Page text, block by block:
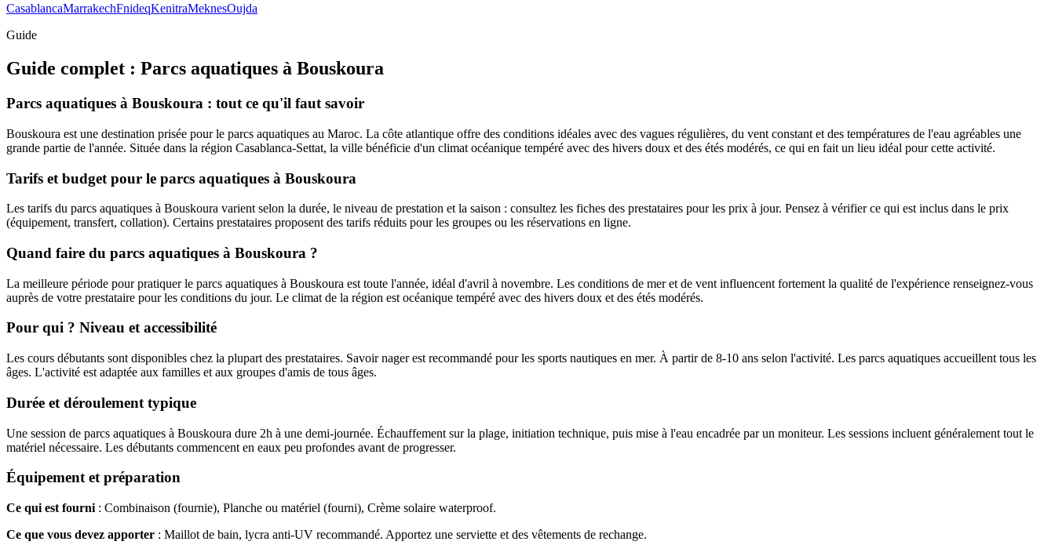
CasablancaMarrakechFnideqKenitraMeknesOujda
Guide
Guide complet : Parcs aquatiques à Bouskoura
Parcs aquatiques à Bouskoura : tout ce qu'il faut savoir
Bouskoura est une destination prisée pour le parcs aquatiques au Maroc. La côte atlantique offre des conditions idéales avec des vagues régulières, du vent constant et des températures de l'eau agréables une
grande partie de l'année. Située dans la région Casablanca-Settat, la ville bénéficie d'un climat océanique tempéré avec des hivers doux et des étés modérés, ce qui en fait un lieu idéal pour cette activité.
Tarifs et budget pour le parcs aquatiques à Bouskoura
Les tarifs du parcs aquatiques à Bouskoura varient selon la durée, le niveau de prestation et la saison : consultez les fiches des prestataires pour les prix à jour. Pensez à vérifier ce qui est inclus dans le prix
(équipement, transfert, collation). Certains prestataires proposent des tarifs réduits pour les groupes ou les réservations en ligne.
Quand faire du parcs aquatiques à Bouskoura ?
La meilleure période pour pratiquer le parcs aquatiques à Bouskoura est toute l'année, idéal d'avril à novembre. Les conditions de mer et de vent influencent fortement la qualité de l'expérience renseignez-vous
auprès de votre prestataire pour les conditions du jour. Le climat de la région est océanique tempéré avec des hivers doux et des étés modérés.
Pour qui ? Niveau et accessibilité
Les cours débutants sont disponibles chez la plupart des prestataires. Savoir nager est recommandé pour les sports nautiques en mer. À partir de 8-10 ans selon l'activité. Les parcs aquatiques accueillent tous les
âges. L'activité est adaptée aux familles et aux groupes d'amis de tous âges.
Durée et déroulement typique
Une session de parcs aquatiques à Bouskoura dure 2h à une demi-journée. Échauffement sur la plage, initiation technique, puis mise à l'eau encadrée par un moniteur. Les sessions incluent généralement tout le
matériel nécessaire. Les débutants commencent en eaux peu profondes avant de progresser.
Équipement et préparation
Ce qui est fourni : Combinaison (fournie), Planche ou matériel (fourni), Crème solaire waterproof.
Ce que vous devez apporter : Maillot de bain, lycra anti-UV recommandé. Apportez une serviette et des vêtements de rechange.